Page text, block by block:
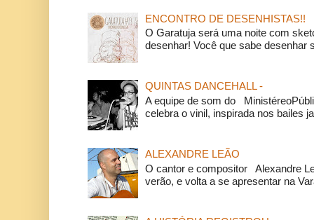
ENCONTRO DE DESENHISTAS!!
O Garatuja será uma noite com
desenhar! Você que sabe desenhar
QUINTAS DANCEHALL -
A equipe de som do
celebra o vinil, inspirada nos bailes
ALEXANDRE LEÃO
O cantor e compositor Alexandre
verão, e volta a se apresentar na